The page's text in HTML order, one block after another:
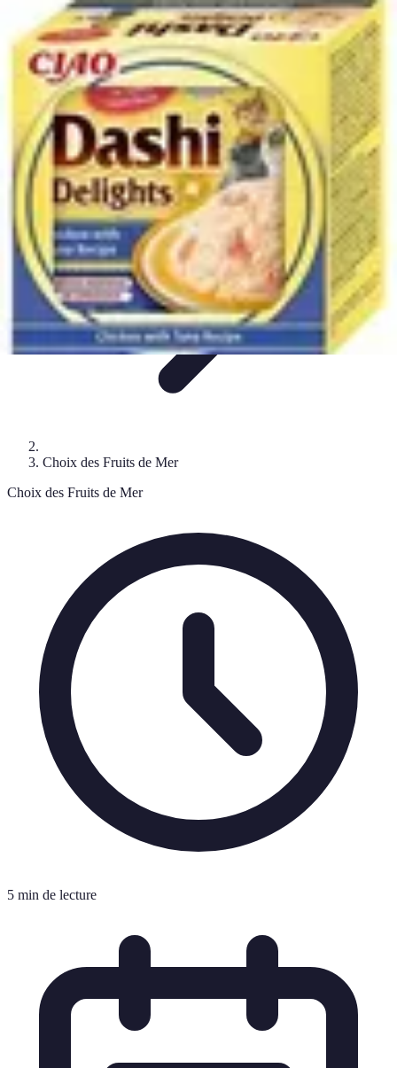
Guide Fruits de Mer
Préparation et TechniquesAstuces et conseilsRecettes et
TechniquesSanté et NutritionChoix des Fruits de Mer
Guide Fruits de Mer
Choix des Fruits de Mer
Choix des Fruits de Mer
5 min de lecture